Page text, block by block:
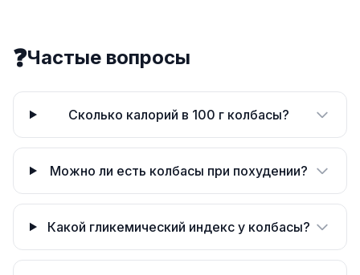
❓Частые вопросы
Сколько калорий в 100 г колбасы?
Можно ли есть колбасы при похудении?
Какой гликемический индекс у колбасы?